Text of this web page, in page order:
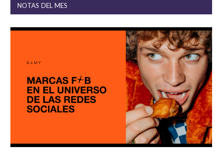
NOTAS DEL MES